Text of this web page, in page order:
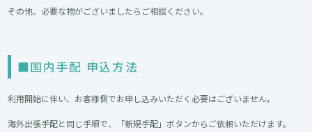
その他、必要な物がございましたらご相談ください。
■国内手配 申込方法
利用開始に伴い、お客様側でお申し込みいただく必要はございません。
海外出張手配と同じ手順で、「新規手配」ボタンからご依頼いただけます。